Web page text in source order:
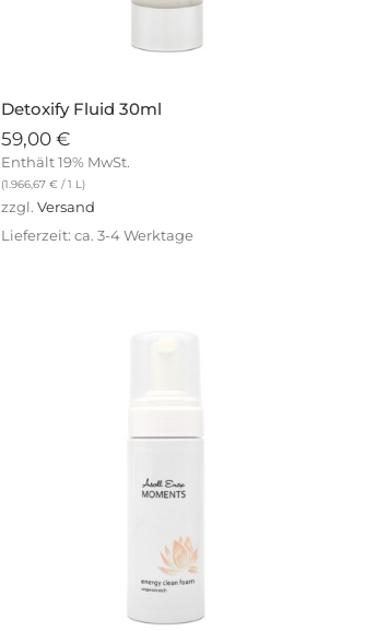
Detoxify Fluid 30ml
59,00 €
Enthält 19% MwSt.
(1.966,67 € / 1 L)
zzgl. Versand
Lieferzeit: ca. 3-4 Werktage